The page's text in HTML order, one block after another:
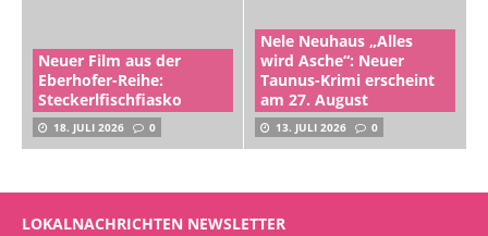
Neuer Film aus der
Eberhofer-Reihe:
Steckerlfischfiasko
18. JULI 2026 0
Nele Neuhaus „Alles
wird Asche“: Neuer
Taunus-Krimi erscheint
am 27. August
13. JULI 2026 0
LOKALNACHRICHTEN NEWSLETTER